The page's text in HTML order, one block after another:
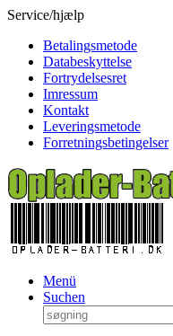
Service/hjælp
Betalingsmetode
Databeskyttelse
Fortrydelsesret
Imressum
Kontakt
Leveringsmetode
Forretningsbetingelser
Menü
Suchen